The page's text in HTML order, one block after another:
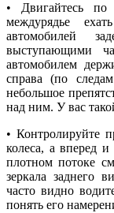
• Двигайтесь
междурядье
автомобилей
выступающими
автомобилем
справа (по
небольшое
над ним. У вас
• Контролируйте
колеса, а вперед
плотном потоке
зеркала заднего
часто видно
понять его